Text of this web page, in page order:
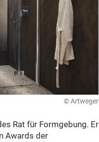
© Artweger
Rat für Formgebung. Er
Awards der